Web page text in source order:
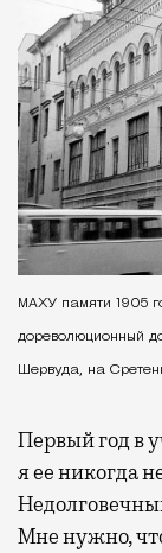
МАХУ памяти 1905
дореволюционный
Шервуда, на
Первый год в
я ее никогда
Мне нужно,